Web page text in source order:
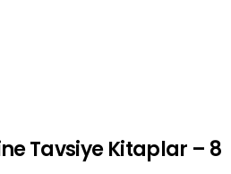
Tavsiye Kitaplar – 8